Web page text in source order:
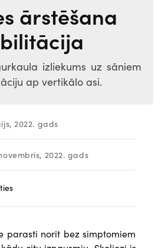
ārstēšana
izliekums uz sāniem
ap vertikālo asi.
2022. gads
2022. gads
parasti norit bez simptomiem